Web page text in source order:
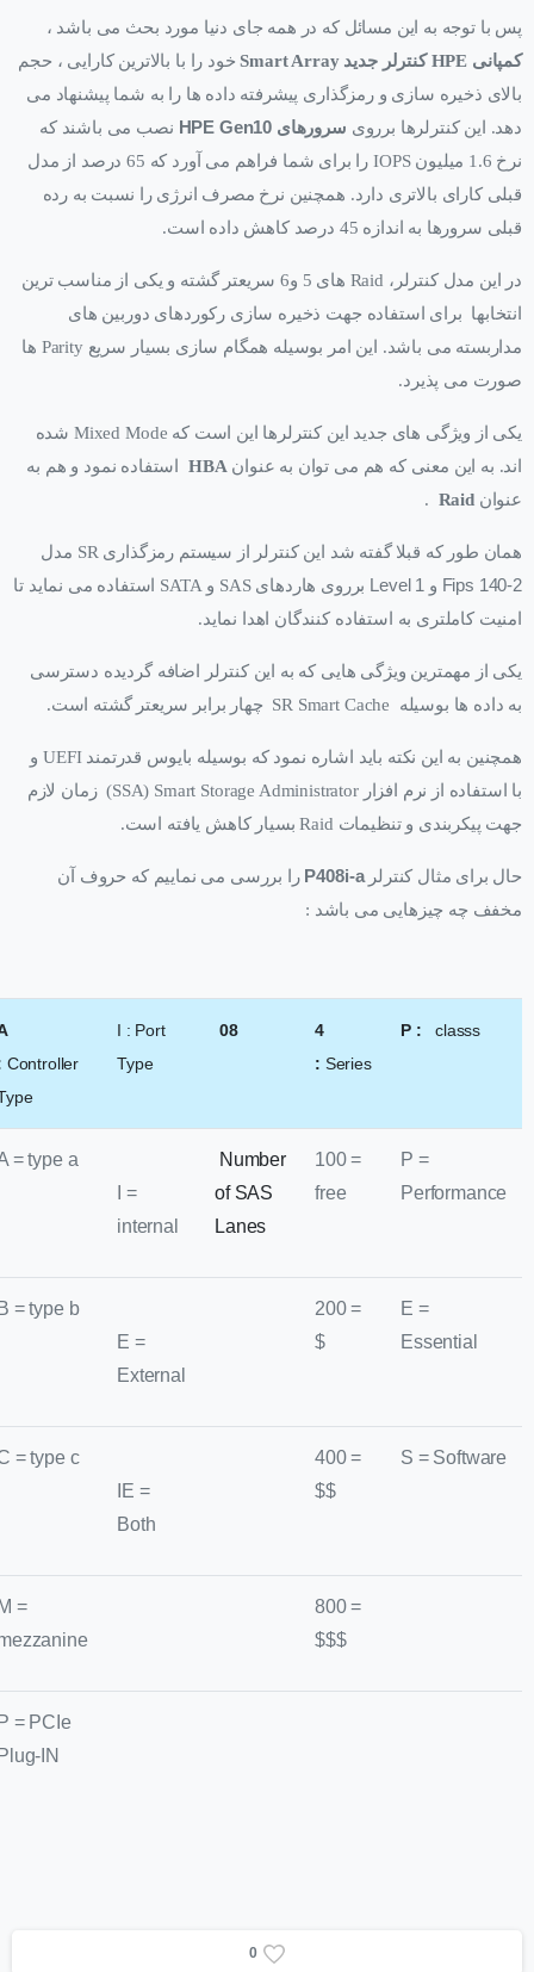
پس با توجه به این مسائل که در همه جای دنیا مورد بحث می باشد ،
کمپانی HPE
کنترلر جدید Smart Array
خود را با بالاترین کارایی ، حجم
بالای ذخیره سازی و رمزگذاری پیشرفته داده ها را به شما پیشنهاد می
دهد. این کنترلرها برروی سرورهای HPE Gen10 نصب می باشند که
نرخ 1.6 میلیون IOPS را برای شما فراهم می آورد که 65 درصد از مدل
قبلی کارای بالاتری دارد. همچنین نرخ مصرف انرژی را نسبت به رده
قبلی سرورها به اندازه 45 درصد کاهش داده است.
در این مدل کنترلر، Raid های 5 و6 سریعتر گشته و یکی از مناسب ترین
انتخابها برای استفاده جهت ذخیره سازی رکوردهای دوربین های
مداربسته می باشد. این امر بوسیله همگام سازی بسیار سریع Parity ها
صورت می پذیرد.
یکی از ویژگی های جدید این کنترلرها این است که Mixed Mode شده
اند. به این معنی که هم می توان به عنوان HBA استفاده نمود و هم به
عنوانRaid
.
همان طور که قبلا گفته شد این کنترلر از سیستم رمزگذاری SR مدل
Fips 140-2 و Level 1
برروی هاردهای SAS و SATA استفاده می نماید تا
امنیت کاملتری به استفاده کنندگان اهدا نماید.
یکی از مهمترین ویژگی هایی که به این کنترلر اضافه گردیده دسترسی
به داده ها بوسیله SR Smart Cache چهار برابر سریعتر گشته است.
همچنین به این نکته باید اشاره نمود که بوسیله بایوس قدرتمند UEFI و
با استفاده از نرم افزار SSA) Smart Storage Administrator) زمان لازم
جهت پیکربندی و تنظیمات Raid بسیار کاهش یافته است.
حال برای مثال کنترلرP408i-a را بررسی می نماییم که حروف آن
مخفف چه چیزهایی می باشد :
P :classs
4
: Series
08
I : Port
Type
Controller
P =
Performance
100 =
free
Number
of SAS
Lanes
I =
internal
= type a
E =
Essential
200 =
$
E =
External
= type b
S = Software
400 =
$$
IE =
Both
= type c
800 =
$$$
=
= PCIe
IN
0